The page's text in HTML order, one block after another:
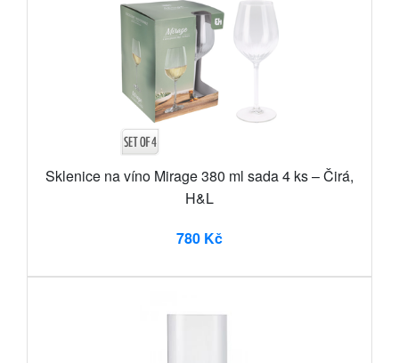
Sklenice na víno Mirage 380 ml sada 4 ks – Čirá,
H&L
780 Kč